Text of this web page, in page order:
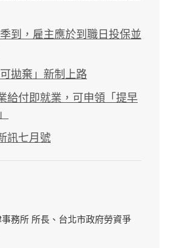
到，雇主應於到職日投保並
可拋棄」新制上路
給付即就業，可申領「提早
訊七月號
務所 所長、台北市政府勞資爭